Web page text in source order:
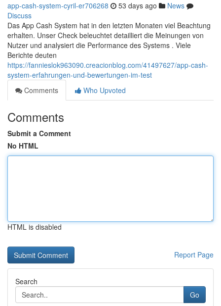
app-cash-system-cyril-er706268 53 days ago
News
Discuss
Das App Cash System hat in den letzten Monaten viel Beachtung
erhalten. Unser Check beleuchtet detailliert die Meinungen von
Nutzer und analysiert die Performance des Systems . Viele
Berichte deuten
https://fannieslok963090.creacionblog.com/41497627/app-cash-
system-erfahrungen-und-bewertungen-im-test
Comments
Who Upvoted
Comments
Submit a Comment
No HTML
HTML is disabled
Report Page
Search
Go